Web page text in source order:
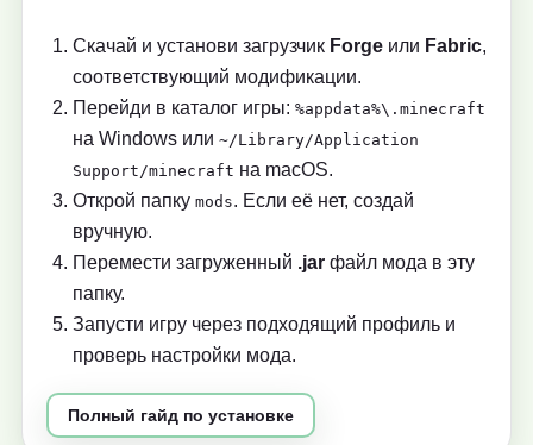
Скачай и установи загрузчик Forge или Fabric,
соответствующий модификации.
Перейди в каталог игры: %appdata%\.minecraft
на Windows или ~/Library/Application
Support/minecraft на macOS.
Открой папку mods. Если её нет, создай
вручную.
Перемести загруженный .jar файл мода в эту
папку.
Запусти игру через подходящий профиль и
проверь настройки мода.
Полный гайд по установке